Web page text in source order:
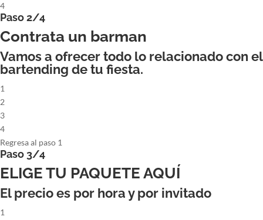
4
Paso 2/4
Contrata un barman
Vamos a ofrecer todo lo relacionado con el
bartending de tu fiesta.
1
2
3
4
Regresa al paso 1
Paso 3/4
ELIGE TU PAQUETE AQUÍ
El precio es por hora y por invitado
1